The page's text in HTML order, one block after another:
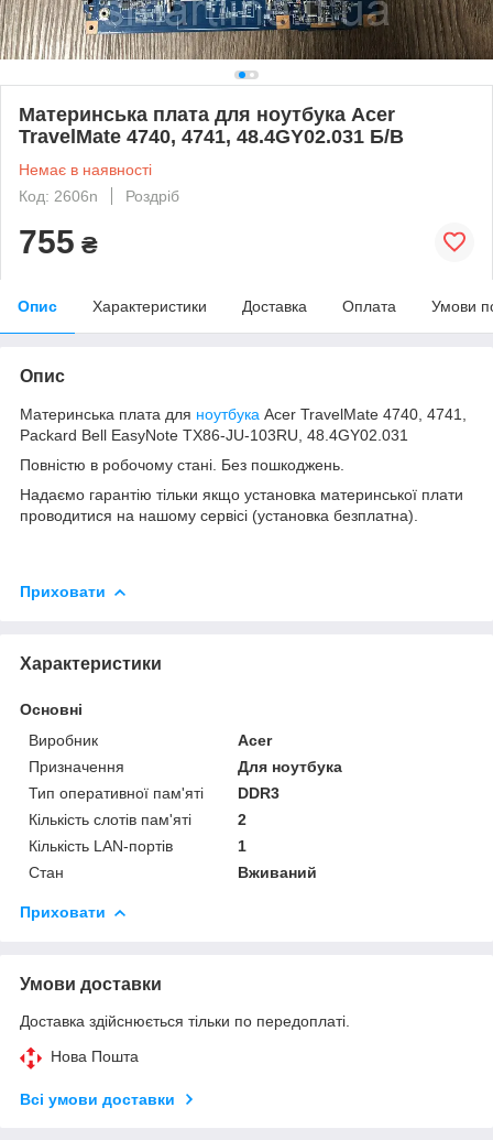
Материнська плата для ноутбука Acer
TravelMate 4740, 4741, 48.4GY02.031 Б/В
Немає в наявності
Код: 2606n
Роздріб
755 ₴
Опис Характеристики Доставка Оплата Умови
Опис
Материнська плата для ноутбука Acer TravelMate 4740, 4741,
Packard Bell EasyNote TX86-JU-103RU, 48.4GY02.031
Повністю в робочому стані. Без пошкоджень.
Надаємо гарантію тільки якщо установка материнської плати
проводитися на нашому сервісі (установка безплатна).
Приховати
Характеристики
Основні
Виробник
Acer
Призначення
Для ноутбука
Тип оперативної пам'яті
DDR3
Кількість слотів пам'яті
2
Кількість LAN-портів
1
Стан
Вживаний
Приховати
Умови доставки
Доставка здійснюється тільки по передоплаті.
Нова Пошта
Всі умови доставки